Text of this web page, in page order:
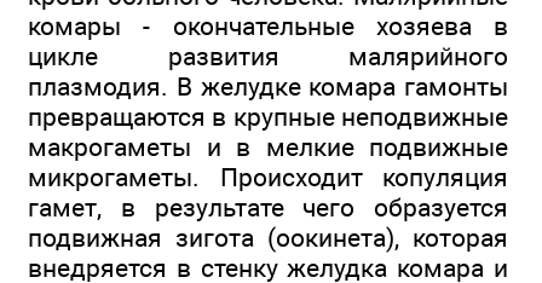
комары - окончательные хозяева в
цикле развития малярийного
плазмодия. В желудке комара гамонты
превращаются в крупные неподвижные
макрогаметы и в мелкие подвижные
микрогаметы. Происходит копуляция
гамет, в результате чего образуется
подвижная зигота (оокинета), которая
внедряется в стенку желудка комара и